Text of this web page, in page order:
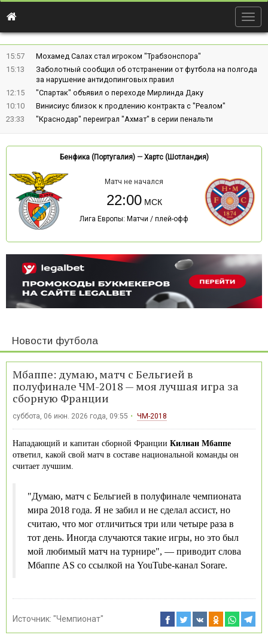
15:57
Мохамед Салах стал игроком "Трабзонспора"
15:13
Заболотный сообщил об отстранении от футбола на полгода
за нарушение антидопинговых правил
12:15
"Спартак" объявил о переходе Мирлинда Даку
10:10
Винисиус близок к продлению контракта с "Реалом"
23:33
"Краснодар" переиграл "Ахмат" в серии пенальти
Бенфика (Португалия)— Хартс (Шотландия)
Матч не начался
22:00
Лига Европы: Матчи / плей-офф
Новости футбола
Мбаппе: думаю, матч с Бельгией в
полуфинале ЧМ-2018 — моя лучшая игра за
сборную Франции
суббота, 06 июн. 2026 года, 09:55 ЧМ-2018
Нападающий и капитан сборной Франции Килиан Мбаппе
ответил, какой свой матч в составе национальной команды он
считает лучшим.
"Думаю, матч с Бельгией в полуфинале чемпионата
мира 2018 года. Я не забил и не сделал ассист, но
считаю, что мог отличиться три или четыре раза в
тот день. Иногда случаются такие игры, но это был
мой любимый матч на турнире", — приводит слова
Мбаппе AS со ссылкой на YouTube-канал Sorare.
Источник: "Чемпионат"